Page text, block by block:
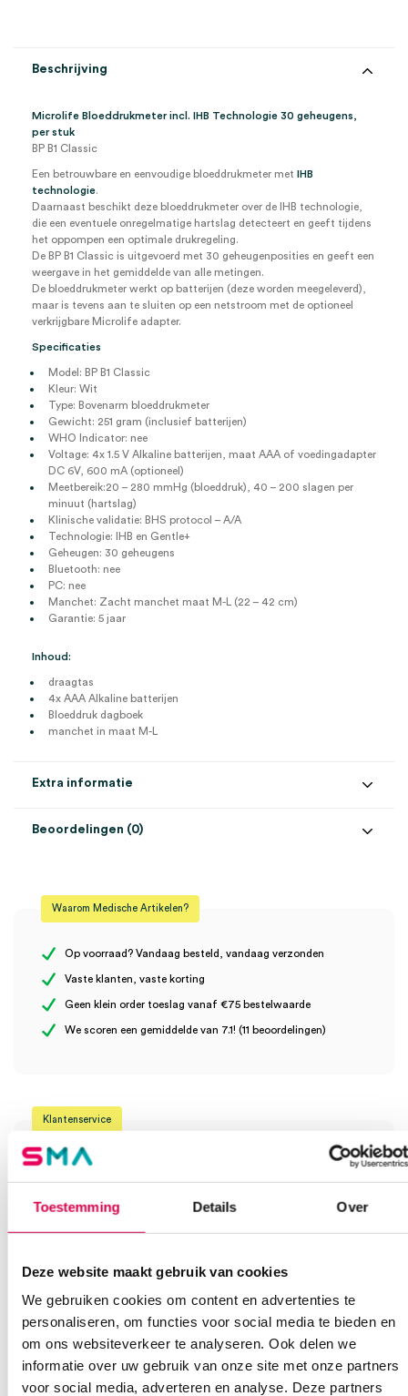
Toestemming Details Over
Deze website maakt gebruik van cookies
We gebruiken cookies om content en advertenties te
personaliseren, om functies voor social media te bieden en
om ons websiteverkeer te analyseren. Ook delen we
informatie over uw gebruik van onze site met onze partners
voor social media, adverteren en analyse. Deze partners
Beschrijving
Microlife Bloeddrukmeter incl. IHB Technologie 30 geheugens,
per stuk
BP B1 Classic
Een betrouwbare en eenvoudige bloeddrukmeter met IHB
technologie.
Daarnaast beschikt deze bloeddrukmeter over de IHB technologie,
die een eventuele onregelmatige hartslag detecteert en geeft tijdens
het oppompen een optimale drukregeling.
De BP B1 Classic is uitgevoerd met 30 geheugenposities en geeft een
weergave in het gemiddelde van alle metingen.
De bloeddrukmeter werkt op batterijen (deze worden meegeleverd),
maar is tevens aan te sluiten op een netstroom met de optioneel
verkrijgbare Microlife adapter.
Specificaties
Model: BP B1 Classic
Kleur: Wit
Type: Bovenarm bloeddrukmeter
Gewicht: 251 gram (inclusief batterijen)
WHO Indicator: nee
Voltage: 4x 1.5 V Alkaline batterijen, maat AAA of voedingadapter
DC 6V, 600 mA (optioneel)
Meetbereik:20 – 280 mmHg (bloeddruk), 40 – 200 slagen per
minuut (hartslag)
Klinische validatie: BHS protocol – A/A
Technologie: IHB en Gentle+
Geheugen: 30 geheugens
Bluetooth: nee
PC: nee
Manchet: Zacht manchet maat M-L (22 – 42 cm)
Garantie: 5 jaar
Inhoud:
draagtas
4x AAA Alkaline batterijen
Bloeddruk dagboek
manchet in maat M-L
Extra informatie
Model BP B
Steriel
Uitvoering Gentle+, IHB
Beoordelingen (0)
Er zijn nog geen beoordelingen.
Technologie 30 geheugens (1)” te beoordelen
Waarom Medische Artikelen?
Op voorraad? Vandaag besteld, vandaag verzonden
Vaste klanten, vaste korting
Geen klein order toeslag vanaf €75 bestelwaarde
We scoren een gemiddelde van 7.1! (11 beoordelingen)
Klantenservice
Heb je een vraag?
Anca helpt je!
Vind je antwoord snel en makkelijk op onze klantenservice pagina.
Of contacteer ons via een van de onderstaande opties.
08:30 tot 17:00